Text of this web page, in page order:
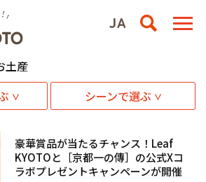
土産
シーンで選ぶ
豪華賞品が当たるチャンス！Leaf
KYOTOと［京都一の傳］の公式Xコ
ラボプレゼントキャンペーンが開催